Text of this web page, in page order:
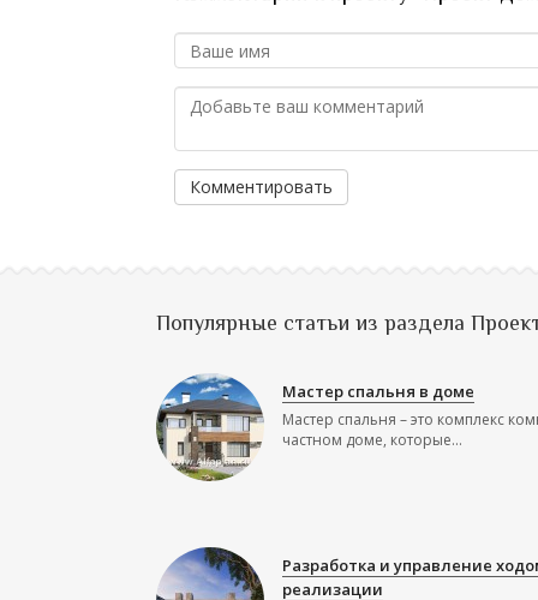
Комментировать
Популярные статьи из раздела
Мастер спальня в доме
Мастер спальня – это комплекс
частном доме, которые...
Разработка и управление
реализации